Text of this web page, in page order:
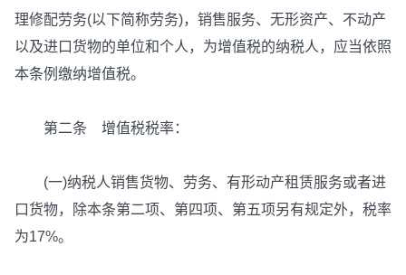
理修配劳务(以下简称劳务)，销售服务、无形资产、不动产
以及进口货物的单位和个人，为增值税的纳税人，应当依照
本条例缴纳增值税。
第二条 增值税税率：
(一)纳税人销售货物、劳务、有形动产租赁服务或者进
口货物，除本条第二项、第四项、第五项另有规定外，税率
为17%。